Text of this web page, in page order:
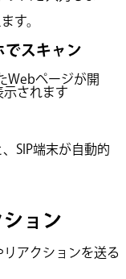
す。
スキャン
Webページが開
示されます
SIP端末が自動的
ョン
アクションを送る